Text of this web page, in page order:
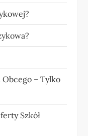
– Tylko
Szkół